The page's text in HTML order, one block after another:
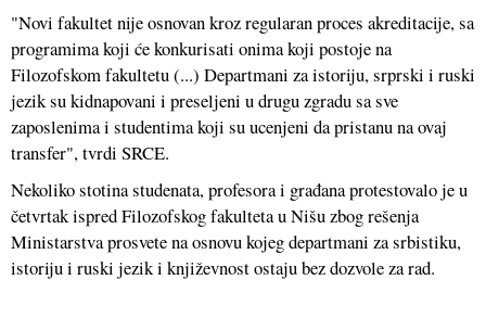
"Novi fakultet nije osnovan kroz regularan proces akreditacije, sa
programima koji će konkurisati onima koji postoje na
Filozofskom fakultetu (...) Departmani za istoriju, srprski i ruski
jezik su kidnapovani i preseljeni u drugu zgradu sa sve
zaposlenima i studentima koji su ucenjeni da pristanu na ovaj
transfer", tvrdi SRCE.
Nekoliko stotina studenata, profesora i građana protestovalo je u
četvrtak ispred Filozofskog fakulteta u Nišu zbog rešenja
Ministarstva prosvete na osnovu kojeg departmani za srbistiku,
istoriju i ruski jezik i književnost ostaju bez dozvole za rad.